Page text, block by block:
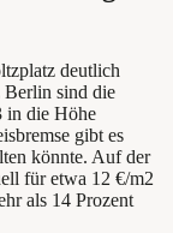
deutlich
Berlin sind die
in die Höhe
gibt es
könnte. Auf der
für etwa 12 €/m2
als 14 Prozent